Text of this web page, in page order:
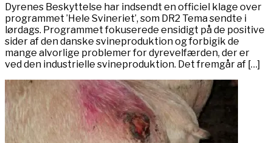
Dyrenes Beskyttelse har indsendt en officiel klage over
programmet ’Hele Svineriet’, som DR2 Tema sendte i
lørdags. Programmet fokuserede ensidigt på de positive
sider af den danske svineproduktion og forbigik de
mange alvorlige problemer for dyrevelfærden, der er
ved den industrielle svineproduktion. Det fremgår af […]